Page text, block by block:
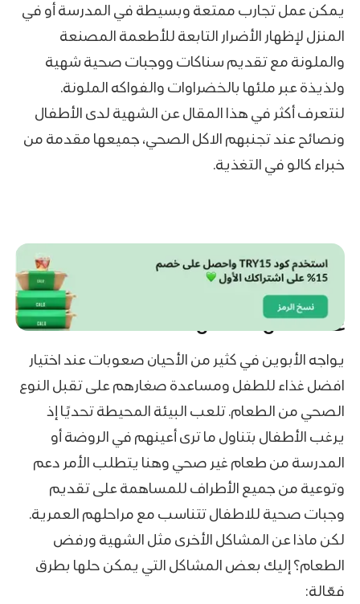
يمكن عمل تجارب ممتعة وبسيطة في المدرسة أو في
المنزل لإظهار الأضرار التابعة للأطعمة المصنعة
والملونة مع تقديم سناكات ووجبات صحية شهية
ولذيذة عبر ملئها بالخضراوات والفواكه الملونة.
لنتعرف أكثر في هذا المقال عن الشهية لدى الأطفال
ونصائح عند تجنبهم الاكل الصحي، جميعها مقدمة من
خبراء كالو في التغذية.
غذاء الطفل المتكامل
يواجه الأبوين في كثير من الأحيان صعوبات عند اختيار
افضل غذاء للطفل ومساعدة صغارهم على تقبل النوع
الصحي من الطعام. تلعب البيئة المحيطة تحديًا إذ
يرغب الأطفال بتناول ما ترى أعينهم في الروضة أو
المدرسة من طعام غير صحي وهنا يتطلب الأمر دعم
وتوعية من جميع الأطراف للمساهمة على تقديم
وجبات صحية للاطفال تتناسب مع مراحلهم العمرية.
لكن ماذا عن المشاكل الأخرى مثل الشهية ورفض
الطعام؟ إليك بعض المشاكل التي يمكن حلها بطرق
فعّالة: